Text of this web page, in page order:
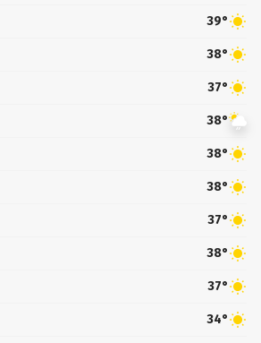
39°
38°
37°
38°
38°
38°
37°
38°
37°
34°